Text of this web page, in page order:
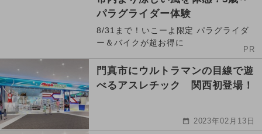
パラグライダー体験
8/31まで！いこーよ限定 パラグライダ
ー＆バイクが超お得に
PR
門真市にウルトラマンの目線で遊
べるアスレチック 関西初登場！
2023年02月13日